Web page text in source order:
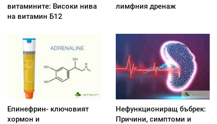
витамините: Високи нива
на витамин Б12
лимфния дренаж
Епинефрин- ключовият
хормон и
Нефункциониращ бъбрек:
Причини, симптоми и